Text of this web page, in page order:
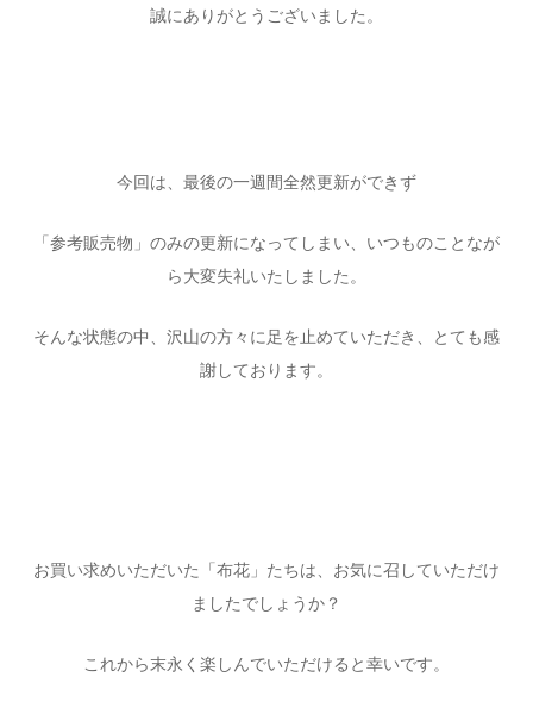
誠にありがとうございました。
今回は、最後の一週間全然更新ができず
「参考販売物」のみの更新になってしまい、いつものことなが
ら大変失礼いたしました。
そんな状態の中、沢山の方々に足を止めていただき、とても感
謝しております。
お買い求めいただいた「布花」たちは、お気に召していただけ
ましたでしょうか？
これから末永く楽しんでいただけると幸いです。